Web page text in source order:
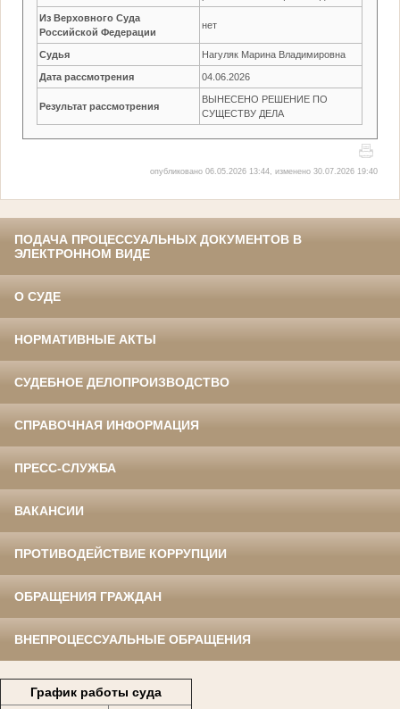
Из Верховного Суда
Российской Федерации
нет
Судья Нагуляк Марина Владимировна
Дата рассмотрения 04.06.2026
Результат рассмотрения
ВЫНЕСЕНО РЕШЕНИЕ ПО
СУЩЕСТВУ ДЕЛА
опубликовано 06.05.2026 13:44, изменено 30.07.2026 19:40
ПОДАЧА ПРОЦЕССУАЛЬНЫХ ДОКУМЕНТОВ В
ЭЛЕКТРОННОМ ВИДЕ
О СУДЕ
НОРМАТИВНЫЕ АКТЫ
СУДЕБНОЕ ДЕЛОПРОИЗВОДСТВО
СПРАВОЧНАЯ ИНФОРМАЦИЯ
ПРЕСС-СЛУЖБА
ВАКАНСИИ
ПРОТИВОДЕЙСТВИЕ КОРРУПЦИИ
ОБРАЩЕНИЯ ГРАЖДАН
ВНЕПРОЦЕССУАЛЬНЫЕ ОБРАЩЕНИЯ
График работы суда